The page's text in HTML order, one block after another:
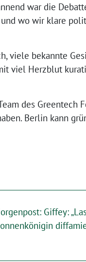
war die
wo wir klare
viele bekannte
viel Herzblut
des
Berlin kann
Giffey: